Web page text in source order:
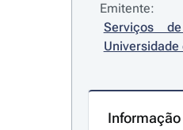
Emitente:
Serviços
Universidade